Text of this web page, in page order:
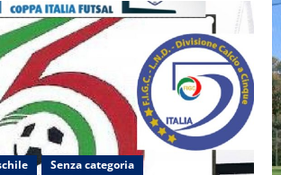
Senza categoria